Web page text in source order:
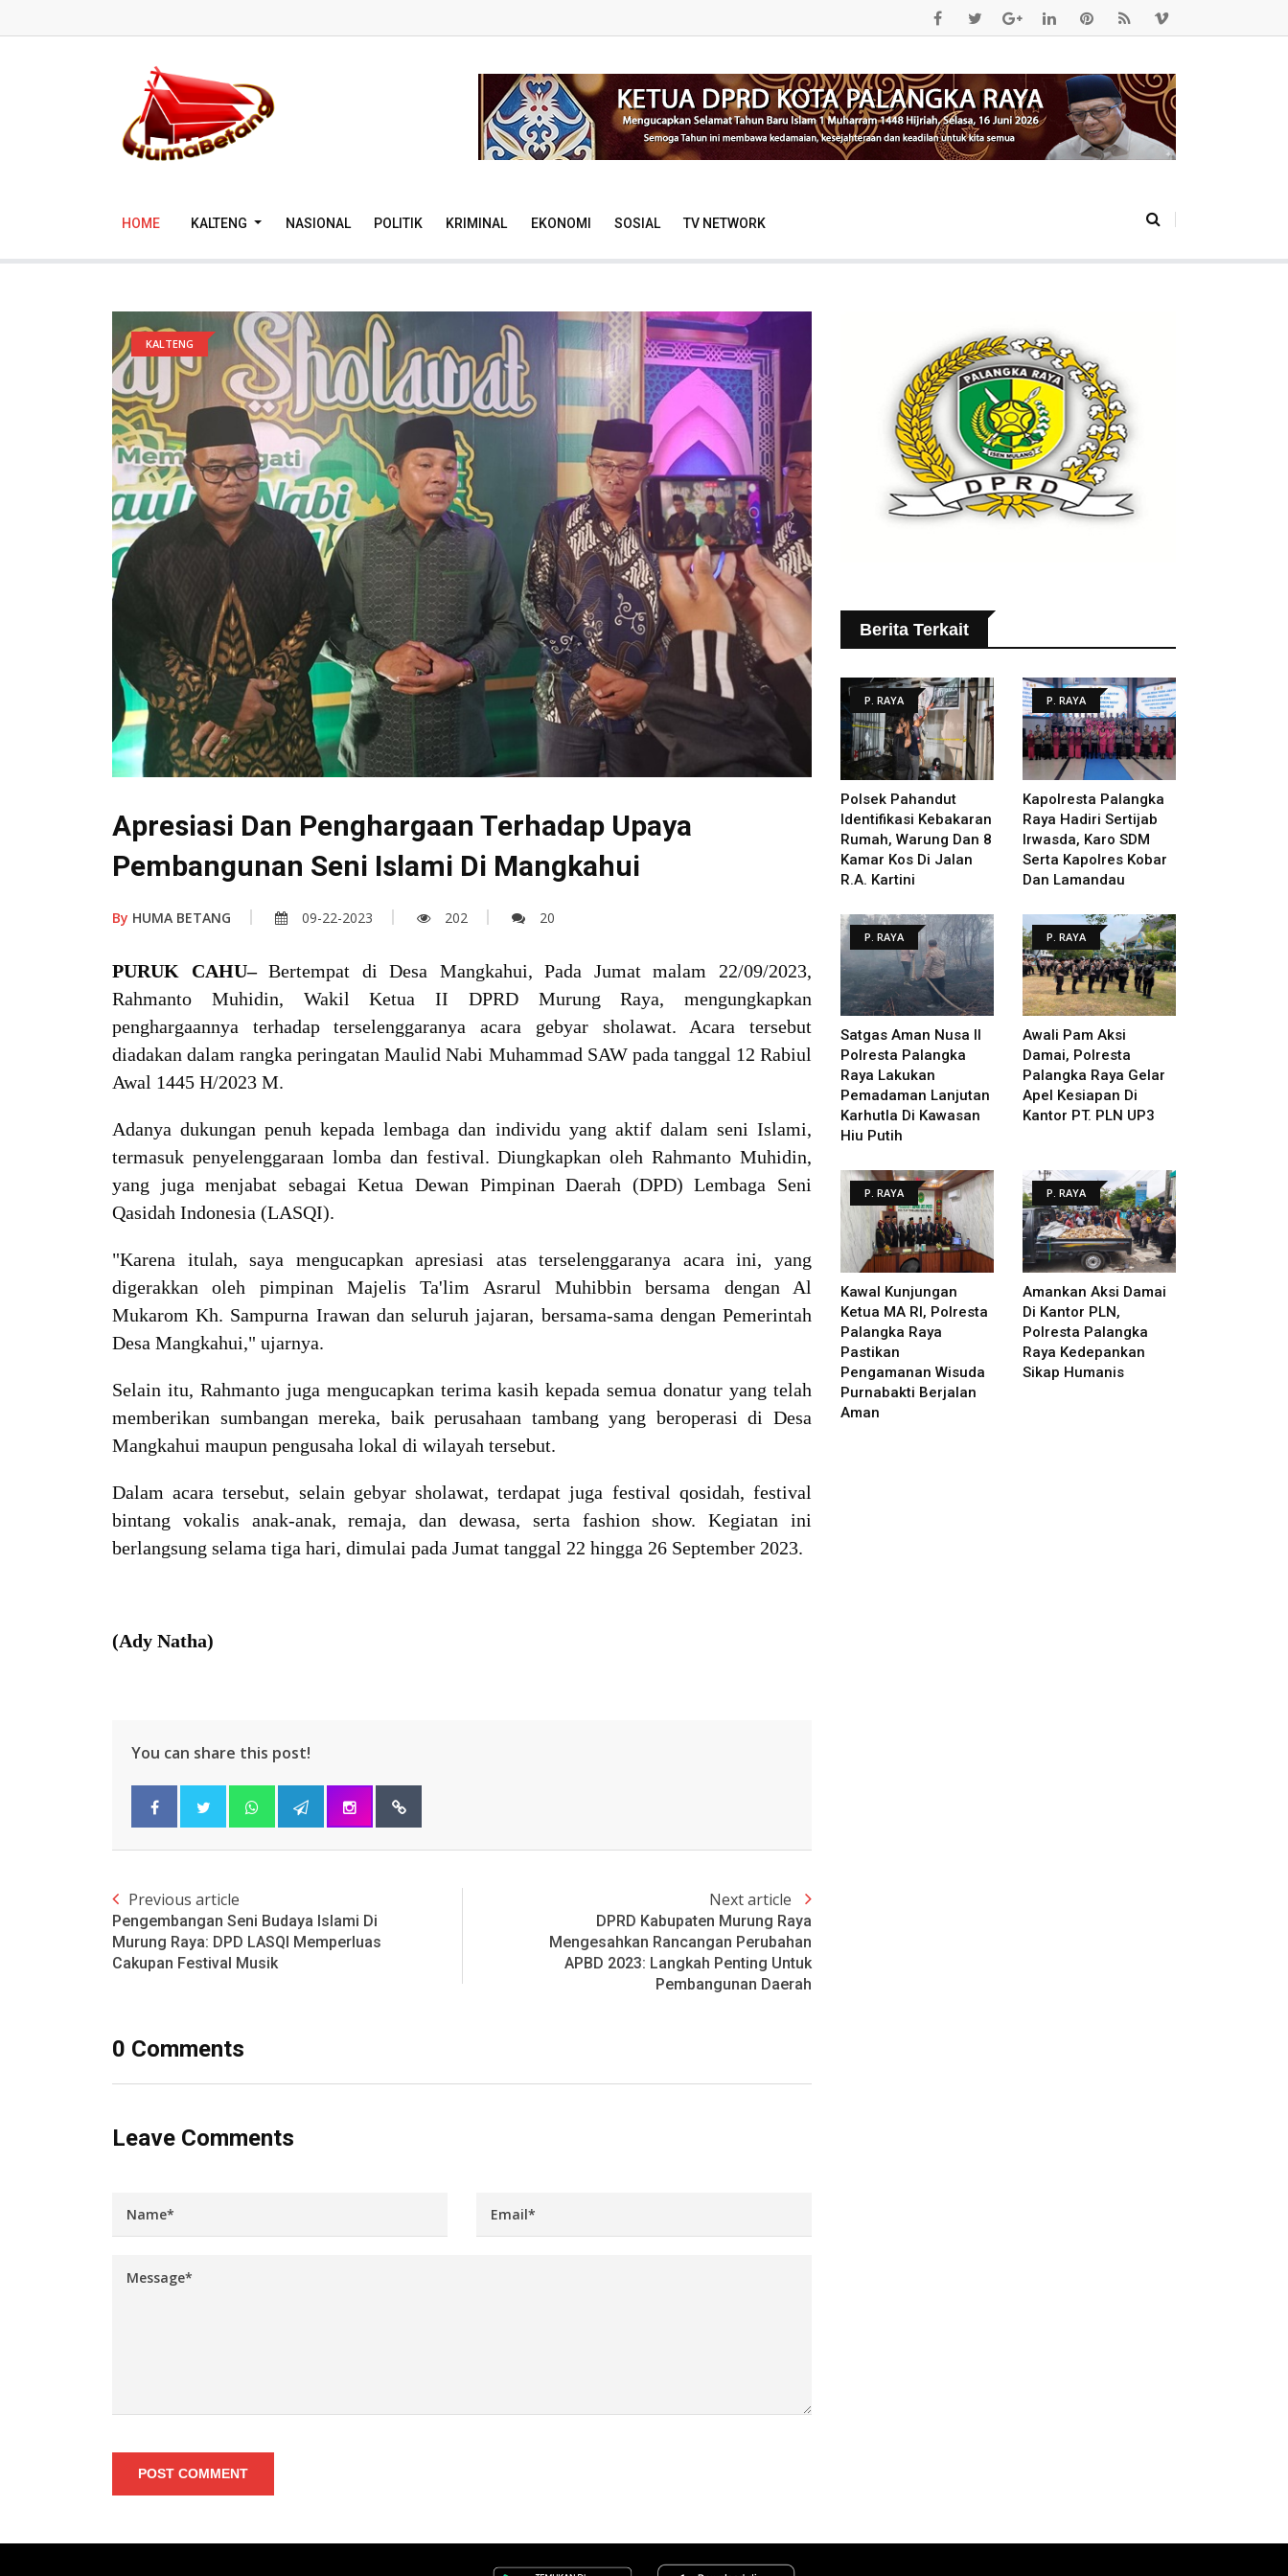
HOME KALTENG NASIONAL POLITIK KRIMINAL EKONOMI SOSIAL TV NETWORK
KALTENG
Apresiasi Dan Penghargaan Terhadap Upaya
Pembangunan Seni Islami Di Mangkahui
By HUMA BETANG 09-22-2023 202 20
PURUK CAHU–Bertempat di Desa Mangkahui, Pada Jumat malam 22/09/2023,
Rahmanto Muhidin, Wakil Ketua II DPRD Murung Raya, mengungkapkan
penghargaannya terhadap terselenggaranya acara gebyar sholawat. Acara tersebut
diadakan dalam rangka peringatan Maulid Nabi Muhammad SAW pada tanggal 12 Rabiul
Awal 1445 H/2023 M.
Adanya dukungan penuh kepada lembaga dan individu yang aktif dalam seni Islami,
termasuk penyelenggaraan lomba dan festival. Diungkapkan oleh Rahmanto Muhidin,
yang juga menjabat sebagai Ketua Dewan Pimpinan Daerah (DPD) Lembaga Seni
Qasidah Indonesia (LASQI).
"Karena itulah, saya mengucapkan apresiasi atas terselenggaranya acara ini, yang
digerakkan oleh pimpinan Majelis Ta'lim Asrarul Muhibbin bersama dengan Al
Mukarom Kh. Sampurna Irawan dan seluruh jajaran, bersama-sama dengan Pemerintah
Desa Mangkahui," ujarnya.
Selain itu, Rahmanto juga mengucapkan terima kasih kepada semua donatur yang telah
memberikan sumbangan mereka, baik perusahaan tambang yang beroperasi di Desa
Mangkahui maupun pengusaha lokal di wilayah tersebut.
Dalam acara tersebut, selain gebyar sholawat, terdapat juga festival qosidah, festival
bintang vokalis anak-anak, remaja, dan dewasa, serta fashion show. Kegiatan ini
berlangsung selama tiga hari, dimulai pada Jumat tanggal 22 hingga 26 September 2023.
(Ady Natha)
You can share this post!
Previous article
Pengembangan Seni Budaya Islami Di
Murung Raya: DPD LASQI Memperluas
Cakupan Festival Musik
Next article
DPRD Kabupaten Murung Raya
Mengesahkan Rancangan Perubahan
APBD 2023: Langkah Penting Untuk
Pembangunan Daerah
0 Comments
Leave Comments
POST COMMENT
Berita Terkait
P. RAYA
Polsek Pahandut
Identifikasi Kebakaran
Rumah, Warung Dan 8
Kamar Kos Di Jalan
R.A. Kartini
P. RAYA
Kapolresta Palangka
Raya Hadiri Sertijab
Irwasda, Karo SDM
Serta Kapolres Kobar
Dan Lamandau
P. RAYA
Satgas Aman Nusa II
Polresta Palangka
Raya Lakukan
Pemadaman Lanjutan
Karhutla Di Kawasan
Hiu Putih
P. RAYA
Awali Pam Aksi
Damai, Polresta
Palangka Raya Gelar
Apel Kesiapan Di
Kantor PT. PLN UP3
P. RAYA
Kawal Kunjungan
Ketua MA RI, Polresta
Palangka Raya
Pastikan
Pengamanan Wisuda
Purnabakti Berjalan
Aman
P. RAYA
Amankan Aksi Damai
Di Kantor PLN,
Polresta Palangka
Raya Kedepankan
Sikap Humanis